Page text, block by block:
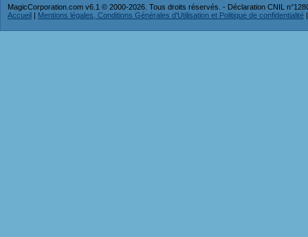
MagicCorporation.com v6.1 © 2000-2026. Tous droits réservés. - Déclaration CNIL
Accueil | Mentions légales, Conditions Générales d'Utilisation et Politique de confidentialité